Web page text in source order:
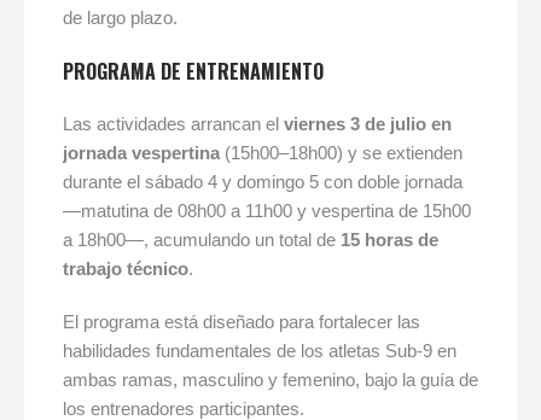
de largo plazo.
PROGRAMA DE ENTRENAMIENTO
Las actividades arrancan el viernes 3 de julio en
jornada vespertina(15h00–18h00) y se extienden
durante el sábado 4 y domingo 5 con doble jornada
—matutina de 08h00 a 11h00 y vespertina de 15h00
a 18h00—, acumulando un total de 15 horas de
trabajo técnico.
El programa está diseñado para fortalecer las
habilidades fundamentales de los atletas Sub-9 en
ambas ramas, masculino y femenino, bajo la guía de
los entrenadores participantes.